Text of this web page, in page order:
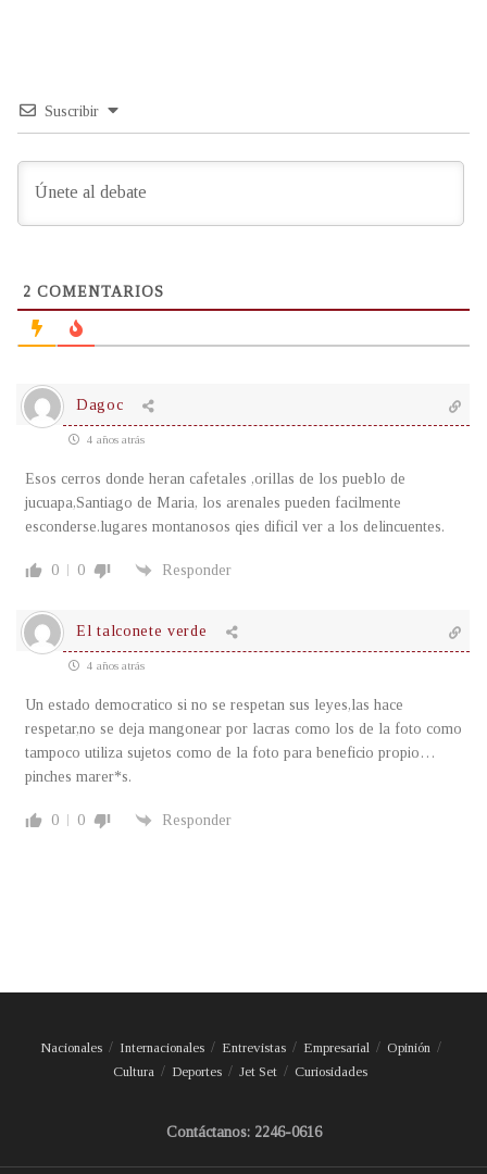
Suscribir
2 COMENTARIOS
Dagoc
4 años atrás
Esos cerros donde heran cafetales ,orillas de los pueblo de
jucuapa,Santiago de Maria, los arenales pueden facilmente
esconderse.lugares montanosos qies dificil ver a los delincuentes.
0 0 Responder
El talconete verde
4 años atrás
Un estado democratico si no se respetan sus leyes,las hace
respetar,no se deja mangonear por lacras como los de la foto como
tampoco utiliza sujetos como de la foto para beneficio propio…
pinches marer*s.
0 0 Responder
Nacionales Internacionales Entrevistas Empresarial
Opinión
Cultura
Deportes Jet Set Curiosidades
Contáctanos: 2246-0616